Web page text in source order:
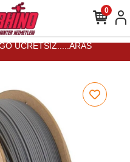
ÜCRETSİZ.....ARAS
0